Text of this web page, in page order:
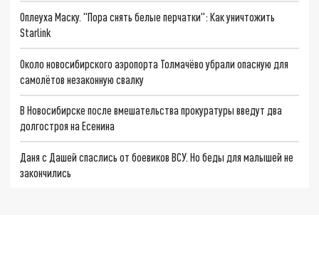
Оплеуха Маску. "Пора снять белые перчатки": Как уничтожить
Starlink
Около новосибирского аэропорта Толмачёво убрали опасную для
самолётов незаконную свалку
В Новосибирске после вмешательства прокуратуры введут два
долгостроя на Есенина
Даня с Дашей спаслись от боевиков ВСУ. Но беды для малышей не
закончились